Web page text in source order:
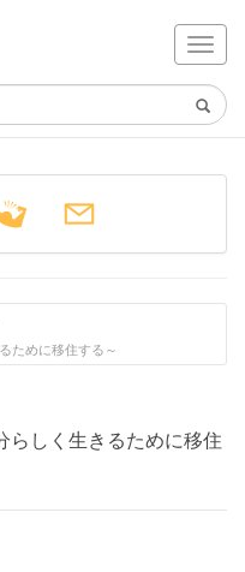
ために移住する～
らしく生きるために移住